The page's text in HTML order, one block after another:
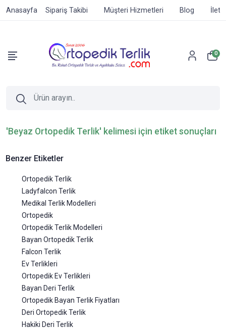
Anasayfa Sipariş Takibi Müşteri Hizmetleri Blog
0
'Beyaz Ortopedik Terlik' kelimesi için etiket sonuçları
Benzer Etiketler
Ortopedik Terlik
Ladyfalcon Terlik
Medikal Terlik Modelleri
Ortopedik
Ortopedik Terlik Modelleri
Bayan Ortopedik Terlik
Falcon Terlik
Ev Terlikleri
Ortopedik Ev Terlikleri
Bayan Deri Terlik
Ortopedik Bayan Terlik Fiyatları
Deri Ortopedik Terlik
Hakiki Deri Terlik